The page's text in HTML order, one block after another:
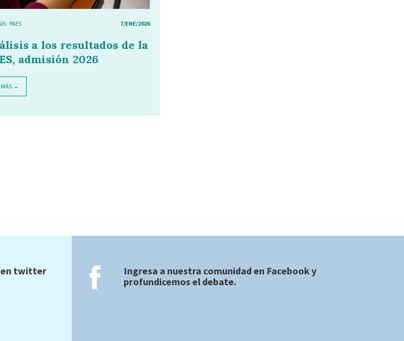
· PAES 7/ENE/2026
a los resultados de la
admisión 2026
MÁS →
en twitter
Ingresa a nuestra comunidad en Facebooky
profundicemos el debate.